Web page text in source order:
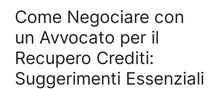
Come Negociare con
un Avvocato per il
Recupero Crediti:
Suggerimenti Essenziali